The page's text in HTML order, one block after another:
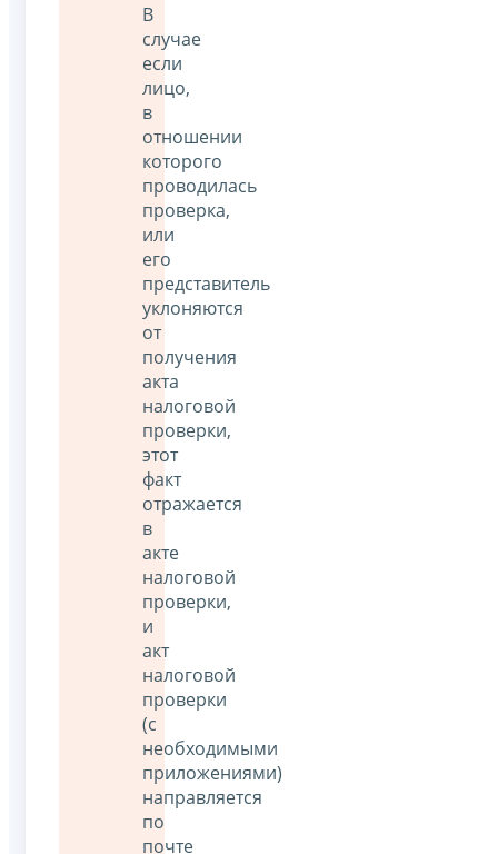
В
случае
если
лицо,
в
отношении
которого
проводилась
проверка,
или
его
представитель
уклоняются
от
получения
акта
налоговой
проверки,
этот
факт
отражается
в
акте
налоговой
проверки,
и
акт
налоговой
проверки
(с
необходимыми
приложениями)
направляется
по
почте